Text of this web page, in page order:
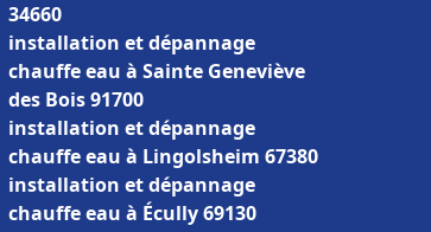
34660
installation et dépannage
chauffe eau à Sainte Geneviève
des Bois 91700
installation et dépannage
chauffe eau à Lingolsheim 67380
installation et dépannage
chauffe eau à Écully 69130